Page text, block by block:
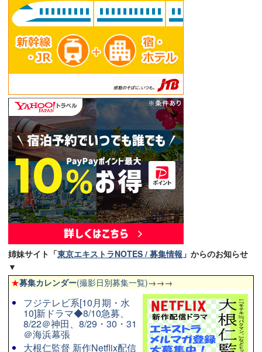
姉妹サイト「東京エキストラNOTES / 募集情報 」からのお知らせ
▼
★募集カレンダー(撮影日別募集一覧)→→→
フジテレビ系[10月期・水
10]新ドラマ◆8/10急募、
8/22＠神田、8/29・30・31
＠海浜幕張
大根仁監督 新作Netflix配信